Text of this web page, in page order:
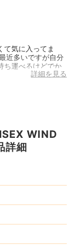
て気に入ってま
近多いですが自分
ち運べるけどでか
詳細を見る
WIND
詳細